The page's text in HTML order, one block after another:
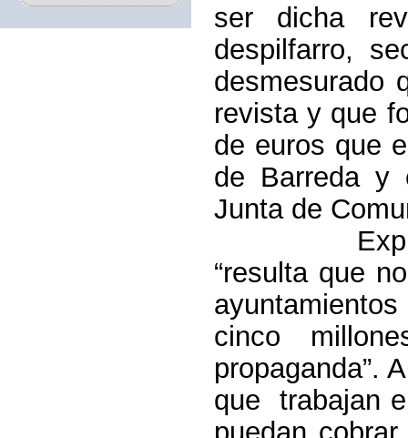
ser dicha
despilfarro,
desmesurado
revista y que
de euros que
de Barreda y
Junta de
“resulta que
cinco
propaganda”.
que
trabajan
puedan